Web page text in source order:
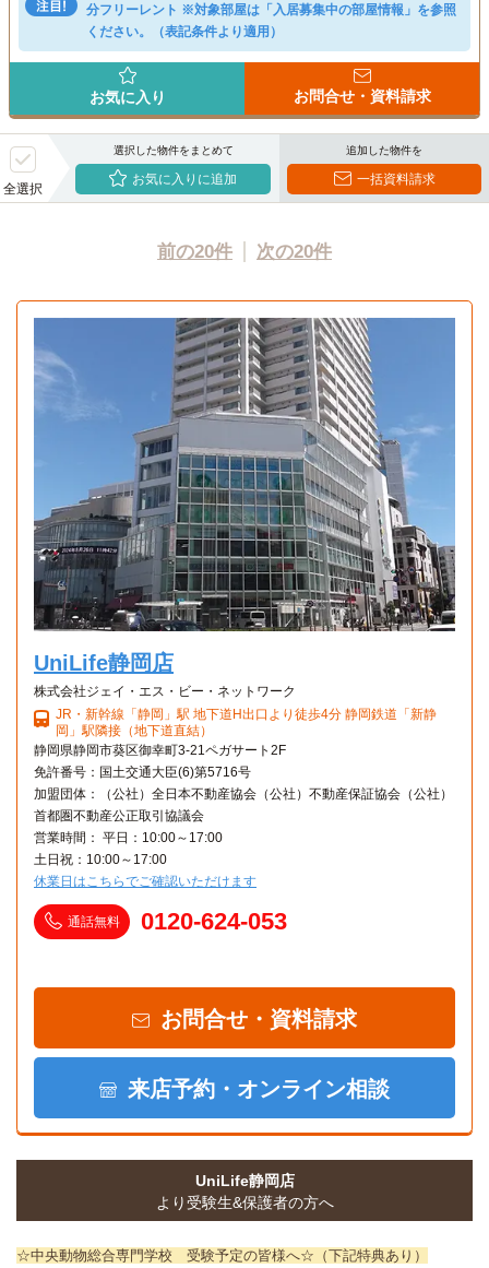
分フリーレント ※対象部屋は「入居募集中の部屋情報」を参照
ください。（表記条件より適用）
お気に入り お問合せ・資料請求
全選択
選択した物件をまとめて
お気に入りに追加
追加した物件を
一括資料請求
前の20件 次の20件
UniLife静岡店
株式会社ジェイ・エス・ビー・ネットワーク
JR・新幹線「静岡」駅 地下道H出口より徒歩4分 静岡鉄道「新静
岡」駅隣接（地下道直結）
静岡県静岡市葵区御幸町3-21ペガサート2F
免許番号：国土交通大臣(6)第5716号
加盟団体：（公社）全日本不動産協会（公社）不動産保証協会（公社）
首都圏不動産公正取引協議会
営業時間： 平日：10:00～17:00
土日祝：10:00～17:00
休業日はこちらでご確認いただけます
通話無料 0120-624-053
お問合せ・資料請求
来店予約・オンライン相談
UniLife静岡店
より受験生&保護者の方へ
☆中央動物総合専門学校 受験予定の皆様へ☆（下記特典あり）